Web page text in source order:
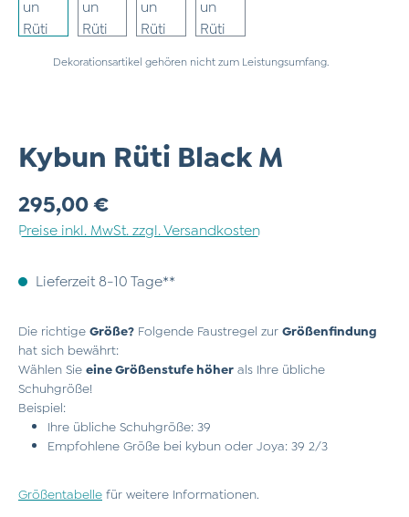
Dekorationsartikel gehören nicht zum Leistungsumfang.
Kybun Rüti Black M
Regulärer Preis:
295,00 €
Preise inkl. MwSt. zzgl. Versandkosten
Lieferzeit 8-10 Tage**
Die richtige Größe? Folgende Faustregel zur Größenfindung
hat sich bewährt:
Wählen Sie eine Größenstufe höher als Ihre übliche
Schuhgröße!
Beispiel:
Ihre übliche Schuhgröße: 39
Empfohlene Größe bei kybun oder Joya: 39 2/3
Größentabelle für weitere Informationen.